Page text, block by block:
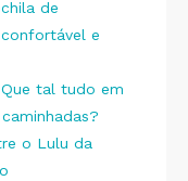
de
e
tal tudo em
o Lulu da